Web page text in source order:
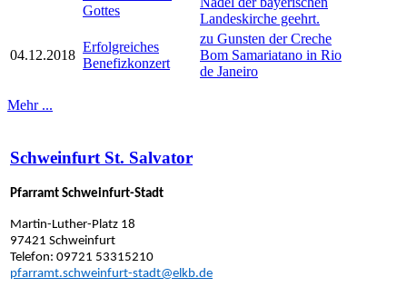
Gottes
Landeskirche geehrt.
04.12.2018
Erfolgreiches
Benefizkonzert
zu Gunsten der Creche
Bom Samariatano in Rio
de Janeiro
Mehr ...
Schweinfurt St. Salvator
Pfarramt Schweinfurt-Stadt
Martin-Luther-Platz 18
97421 Schweinfurt
Telefon: 09721 53315210
pfarramt.schweinfurt-stadt@elkb.de